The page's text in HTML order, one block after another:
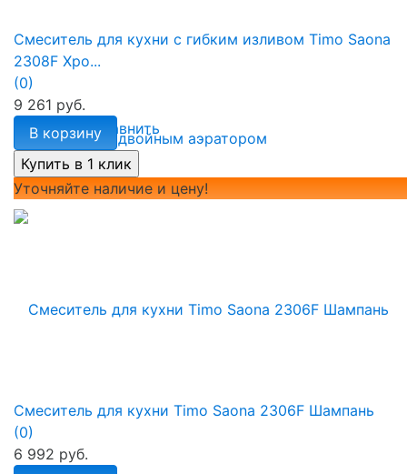
избранное сравнить
Смеситель для кухни с гибким изливом Timo Saona
2308F Хро...
(0)
9 261 руб.
В корзину
Уточняйте наличие и цену!
Смеситель для кухни Timo Saona 2306F Шампань
(0)
6 992 руб.